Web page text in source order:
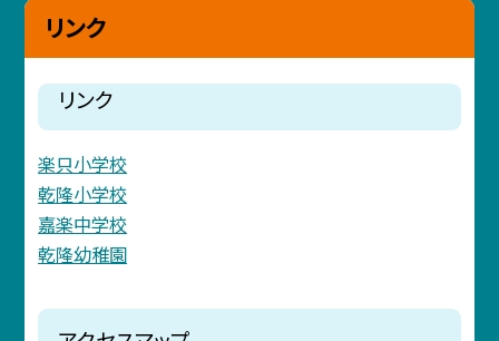
リンク
リンク
楽只小学校
乾隆小学校
嘉楽中学校
乾隆幼稚園